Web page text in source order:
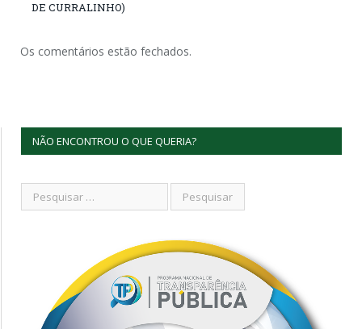
DE CURRALINHO)
Os comentários estão fechados.
NÃO ENCONTROU O QUE QUERIA?